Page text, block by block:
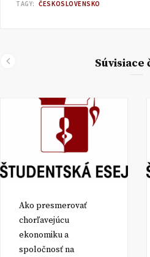
TAGY: ČESKOSLOVENSKO
Súvisiace
Ako presmerovať
chorľavejúcu
ekonomiku a
spoločnosť na